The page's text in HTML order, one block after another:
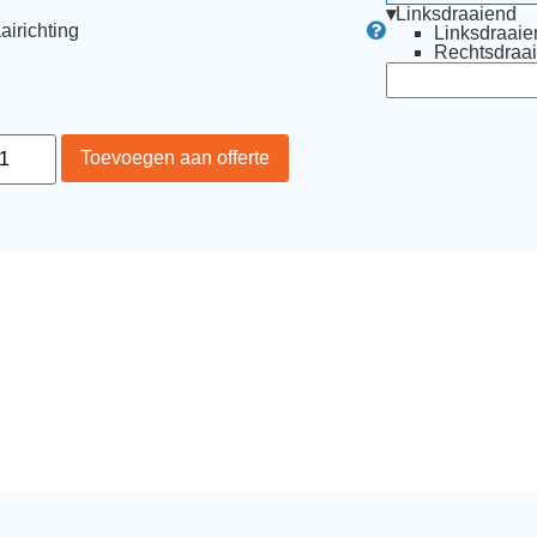
Linksdraaiend
▾
Toevoegen aan offerte